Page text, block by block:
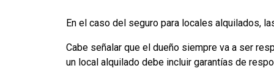
En el caso del seguro para locales alquilados,
Cabe señalar que el dueño siempre va a ser
un local alquilado debe incluir garantías de